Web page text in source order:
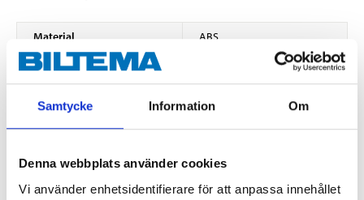
Samtycke Information Om
Denna webbplats använder cookies
Vi använder enhetsidentifierare för att anpassa innehållet
Material
ABS
Frequency band
power
Width
6,3 cm
2,1 cm
Height
6,3 cm